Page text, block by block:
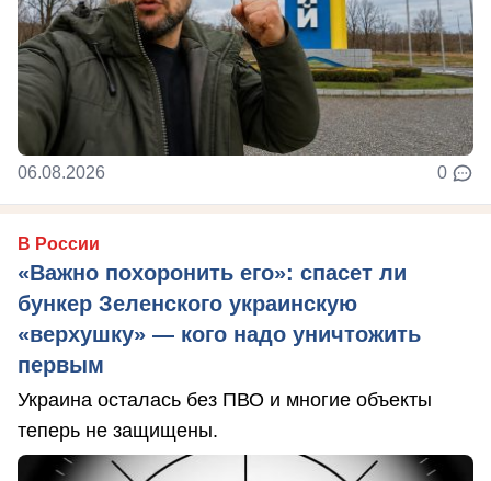
06.08.2026 0
В России
«Важно похоронить его»: спасет ли
бункер Зеленского украинскую
«верхушку» — кого надо уничтожить
первым
Украина осталась без ПВО и многие объекты
теперь не защищены.